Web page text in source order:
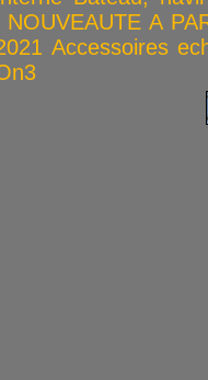
NOUVEAUTE A
Accessoires